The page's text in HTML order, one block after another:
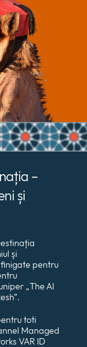
–
și
și
pentru
„The AI
toti
Managed
VAR ID